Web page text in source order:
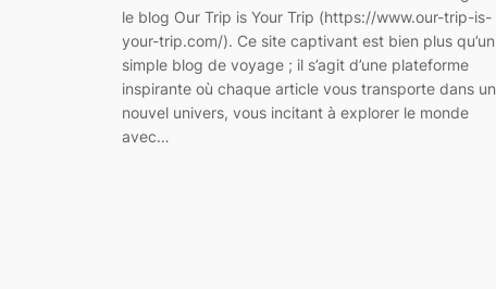
le blog Our Trip is Your Trip (https://www.our-trip-is-
your-trip.com/). Ce site captivant est bien plus qu’un
simple blog de voyage ; il s’agit d’une plateforme
inspirante où chaque article vous transporte dans un
nouvel univers, vous incitant à explorer le monde
avec…